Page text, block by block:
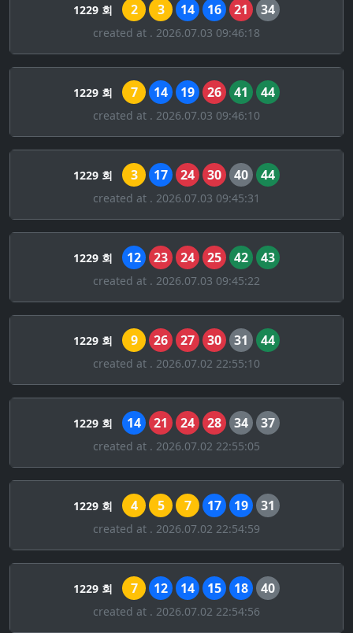
1229 회 2 3 14 16 21 34
created at . 2026.07.03 09:46:18
1229 회 7 14 19 26 41 44
created at . 2026.07.03 09:46:10
1229 회 3 17 24 30 40 44
created at . 2026.07.03 09:45:31
1229 회 12 23 24 25 42 43
created at . 2026.07.03 09:45:22
1229 회 9 26 27 30 31 44
created at . 2026.07.02 22:55:10
1229 회 14 21 24 28 34 37
created at . 2026.07.02 22:55:05
1229 회 4 5 7 17 19 31
created at . 2026.07.02 22:54:59
1229 회 7 12 14 15 18 40
created at . 2026.07.02 22:54:56